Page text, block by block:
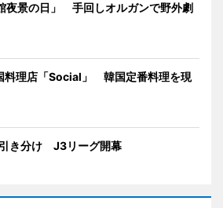
夜景の日」 手回しオルガンで野外劇
料理店「Social」 韓国定番料理を現
き分け J3リーグ開幕